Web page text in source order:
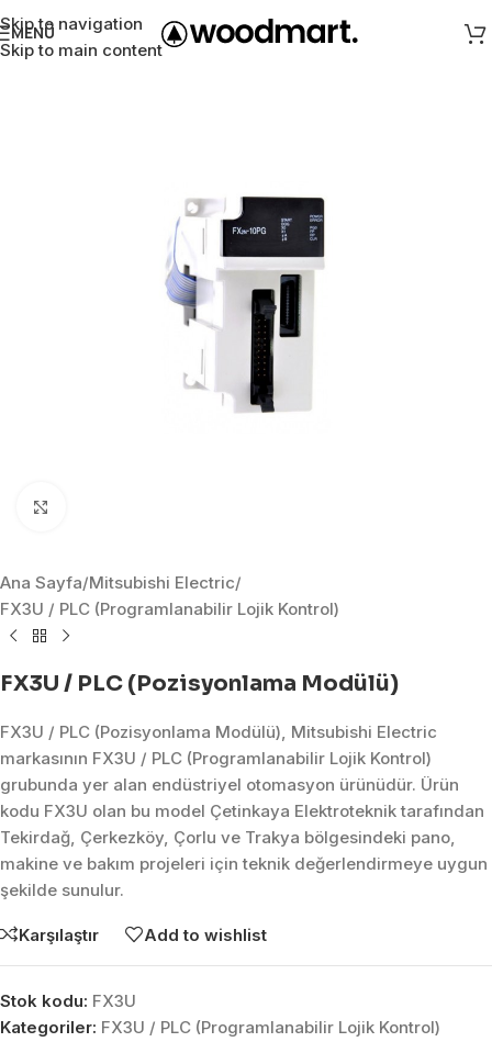
Skip to navigation
Skip to main content
MENÜ
Ana Sayfa/Mitsubishi Electric/
FX3U / PLC (Programlanabilir Lojik Kontrol)
FX3U / PLC (Pozisyonlama Modülü)
FX3U / PLC (Pozisyonlama Modülü), Mitsubishi Electric
markasının FX3U / PLC (Programlanabilir Lojik Kontrol)
grubunda yer alan endüstriyel otomasyon ürünüdür. Ürün
kodu FX3U olan bu model Çetinkaya Elektroteknik tarafından
Tekirdağ, Çerkezköy, Çorlu ve Trakya bölgesindeki pano,
makine ve bakım projeleri için teknik değerlendirmeye uygun
şekilde sunulur.
Karşılaştır Add to wishlist
Stok kodu: FX3U
Kategoriler: FX3U / PLC (Programlanabilir Lojik Kontrol)